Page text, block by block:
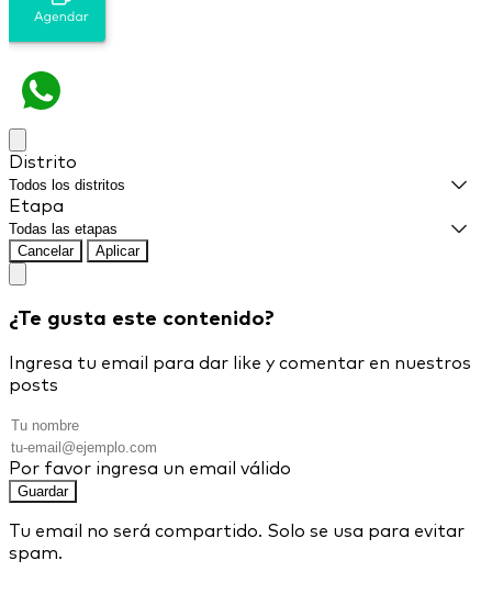
Distrito
Etapa
Cancelar Aplicar
¿Te gusta este contenido?
Ingresa tu email para dar like y comentar en nuestros
posts
Por favor ingresa un email válido
Guardar
Tu email no será compartido. Solo se usa para evitar
spam.